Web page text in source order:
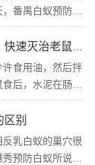
番禺白蚁预防公
蚁危害高发？该
食用油，然后拌
后，水泥在肠道
别
乳白蚁的巢穴很
预防白蚁所说假